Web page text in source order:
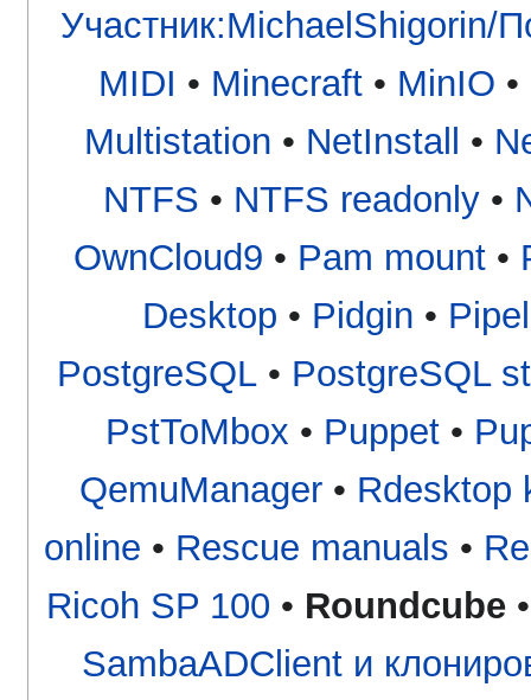
Участник:MichaelShigorin/
MIDI • Minecraft• MinIO •
Multistation • NetInstall •
NTFS • NTFS readonly •
OwnCloud9 • Pam mount •
Desktop • Pidgin •
PostgreSQL• PostgreSQL
PstToMbox • Puppet•
QemuManager • Rdesktop
online • Rescue manuals •
Ricoh SP 100 • Roundcube
SambaADClient и